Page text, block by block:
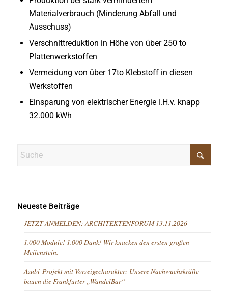
Materialverbrauch (Minderung Abfall und
Ausschuss)
Verschnittreduktion in Höhe von über 250 to
Plattenwerkstoffen
Vermeidung von über 17to Klebstoff in diesen
Werkstoffen
Einsparung von elektrischer Energie i.H.v. knapp
32.000 kWh
Neueste Beiträge
JETZT ANMELDEN: ARCHITEKTENFORUM 13.11.2026
1.000 Module! 1.000 Dank! Wir knacken den ersten großen
Meilenstein.
Azubi-Projekt mit Vorzeigecharakter: Unsere Nachwuchskräfte
bauen die Frankfurter „WandelBar“